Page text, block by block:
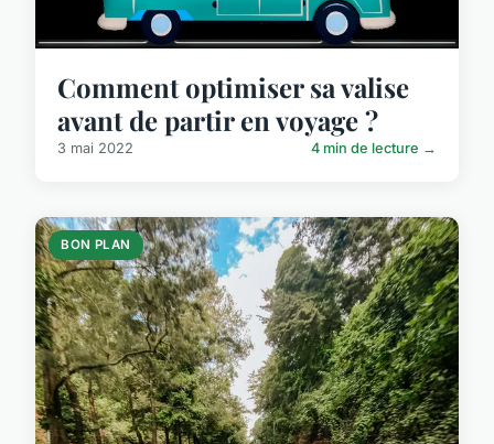
Comment optimiser sa valise
avant de partir en voyage ?
3 mai 2022 4 min de lecture →
BON PLAN